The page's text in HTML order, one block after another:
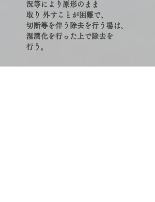
況等により原形のまま
取り 外すことが困難で、
切断等を伴う除去を行う場は、
湿潤化を行った上で除去を
行う。